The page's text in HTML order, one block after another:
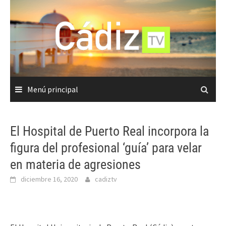
contenido
Menú principal
El Hospital de Puerto Real incorpora la
figura del profesional ‘guía’ para velar
en materia de agresiones
diciembre 16, 2020 cadiztv